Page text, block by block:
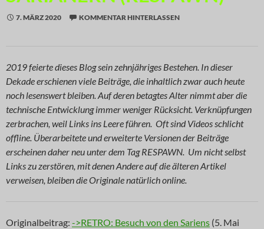
7. MÄRZ 2020 KOMMENTAR HINTERLASSEN
2019 feierte dieses Blog sein zehnjähriges Bestehen. In dieser
Dekade erschienen viele Beiträge, die inhaltlich zwar auch heute
noch lesenswert bleiben. Auf deren betagtes Alter nimmt aber die
technische Entwicklung immer weniger Rücksicht. Verknüpfungen
zerbrachen, weil Links ins Leere führen. Oft sind Videos schlicht
offline. Überarbeitete und erweiterte Versionen der Beiträge
erscheinen daher neu unter dem Tag RESPAWN. Um nicht selbst
Links zu zerstören, mit denen Andere auf die älteren Artikel
verweisen, bleiben die Originale natürlich online.
Originalbeitrag: ->RETRO: Besuch von den Sariens (5. Mai